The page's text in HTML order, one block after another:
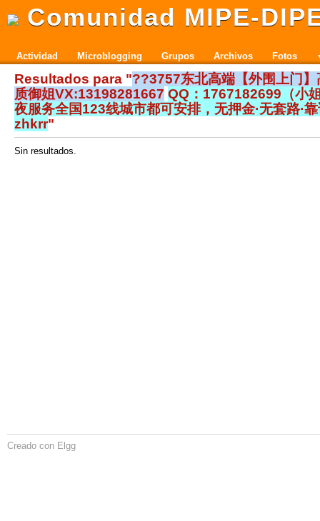
Comunidad MIPE-
Actividad Microblogging Grupos Archivos Fotos
Resultados para "??3757东北高端【外围上门】
质御姐VX:13198281667 QQ：1767182699（小
夜服务全国123线城市都可安排，无押金·无套路·靠
zhkrr"
Sin resultados.
Creado con Elgg